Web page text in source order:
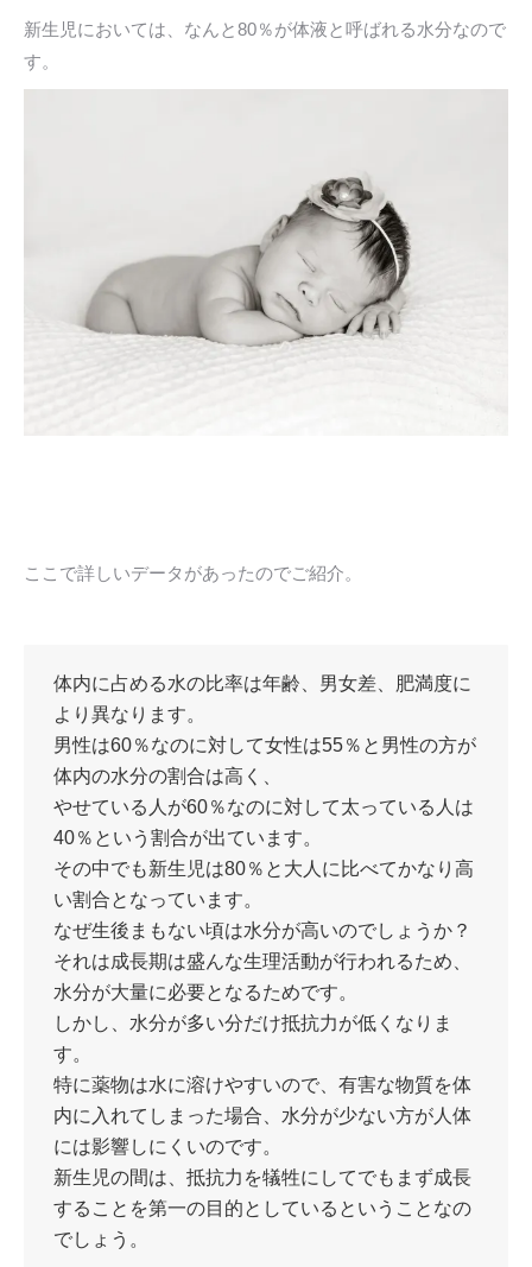
新生児においては、なんと80％が体液と呼ばれる水分なので
す。
ここで詳しいデータがあったのでご紹介。
体内に占める水の比率は年齢、男女差、肥満度に
より異なります。
男性は60％なのに対して女性は55％と男性の方が
体内の水分の割合は高く、
やせている人が60％なのに対して太っている人は
40％という割合が出ています。
その中でも新生児は80％と大人に比べてかなり高
い割合となっています。
なぜ生後まもない頃は水分が高いのでしょうか？
それは成長期は盛んな生理活動が行われるため、
水分が大量に必要となるためです。
しかし、水分が多い分だけ抵抗力が低くなりま
す。
特に薬物は水に溶けやすいので、有害な物質を体
内に入れてしまった場合、水分が少ない方が人体
には影響しにくいのです。
新生児の間は、抵抗力を犠牲にしてでもまず成長
することを第一の目的としているということなの
でしょう。